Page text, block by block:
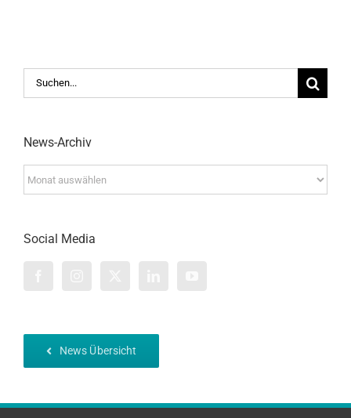
Suche
News-Archiv
News-
Social Media
News Übersicht